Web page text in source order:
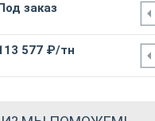
заказ
577 ₽/тн